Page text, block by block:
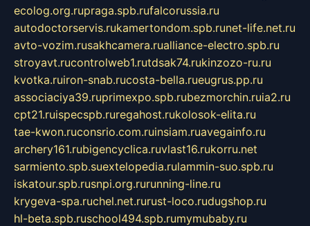
ecolog.org.rupraga.spb.rufalcorussia.ru
autodoctorservis.rukamertondom.spb.runet-life.net.ru
avto-vozim.rusakhcamera.rualliance-electro.spb.ru
stroyavt.rucontrolweb1.rutdsak74.rukinzozo-ru.ru
kvotka.ruiron-snab.rucosta-bella.rueugrus.pp.ru
associaciya39.ruprimexpo.spb.rubezmorchin.ruia2.ru
cpt21.ruispecspb.ruregahost.rukolosok-elita.ru
tae-kwon.ruconsrio.com.ruinsiam.ruavegainfo.ru
archery161.rubigencyclica.ruvlast16.rukorru.net
sarmiento.spb.suextelopedia.rulammin-suo.spb.ru
iskatour.spb.rusnpi.org.rurunning-line.ru
krygeva-spa.ruchel.net.rurust-loco.rudugshop.ru
hl-beta.spb.ruschool494.spb.rumymubaby.ru